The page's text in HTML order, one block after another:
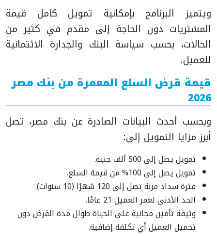
ويتميز البرنامج بإمكانية تمويل كامل قيمة
المشتريات دون الحاجة إلى مقدم في كثير من
الحالات، بحسب سياسة البنك والجدارة الائتمانية
للعميل.
قيمة قرض السلع المعمرة من بنك مصر
2026
وبحسب أحدث البيانات الصادرة عن بنك مصر، تصل
أبرز مزايا التمويل إلى:
تمويل يصل إلى 500 ألف جنيه.
تمويل يصل إلى 100% من قيمة السلع.
فترة سداد مرنة تصل إلى 120 شهرًا (10 سنوات).
الحد الأدنى لعمر العميل 21 عامًا.
وثيقة تأمين مجانية على الحياة طوال مدة القرض دون
تحميل العميل أي تكلفة إضافية.